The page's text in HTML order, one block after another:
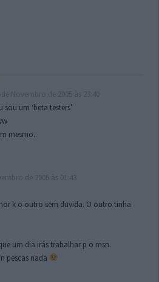
um ‘beta testers’
mesmo..
k o outro sem duvida. O outro tinha
um dia irás trabalhar p o msn.
pescas nada